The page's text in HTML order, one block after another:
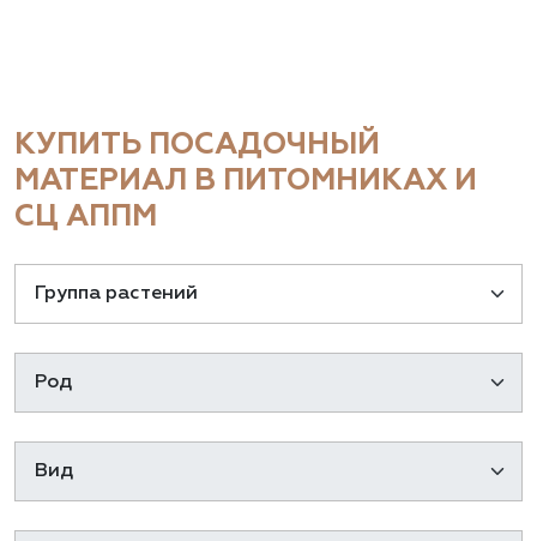
КУПИТЬ ПОСАДОЧНЫЙ
МАТЕРИАЛ В ПИТОМНИКАХ И
СЦ АППМ